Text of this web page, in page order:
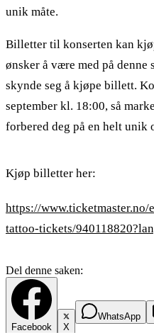
unik måte.
Billetter til konserten kan
ønsker å være med på
skynde seg å kjøpe billett.
september kl. 18:00, så
forbered deg på en helt unik
Kjøp billetter her:
https://
tattoo-tickets/
Del denne saken:
Facebook X
WhatsApp